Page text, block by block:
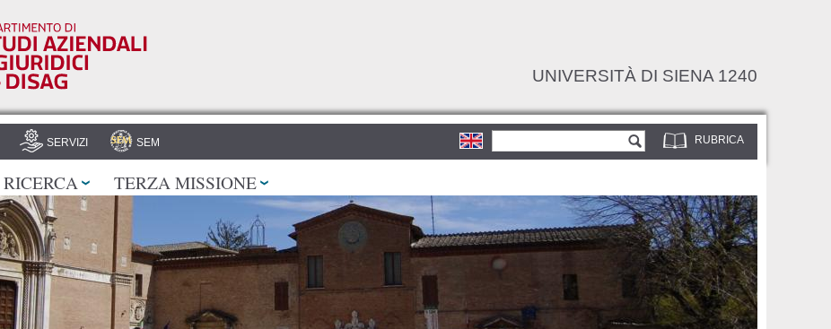
UNIVERSITÀ DI SIENA 1240
RUBRICA
Form di ricerca
SERVIZI SEM
RICERCA TERZA MISSIONE